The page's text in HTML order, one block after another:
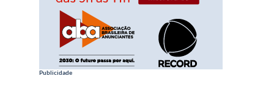
Publicidade